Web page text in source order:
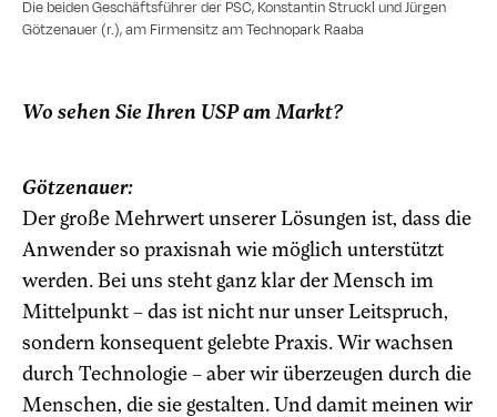
Die beiden Geschäftsführer der PSC, Konstantin Struckl und Jürgen
Götzenauer (r.), am Firmensitz am Technopark Raaba
Wo sehen Sie Ihren USP am Markt?
Götzenauer:
Der große Mehrwert unserer Lösungen ist, dass die
Anwender so praxisnah wie möglich unterstützt
werden. Bei uns steht ganz klar der Mensch im
Mittelpunkt – das ist nicht nur unser Leitspruch,
sondern konsequent gelebte Praxis. Wir wachsen
durch Technologie – aber wir überzeugen durch die
Menschen, die sie gestalten. Und damit meinen wir